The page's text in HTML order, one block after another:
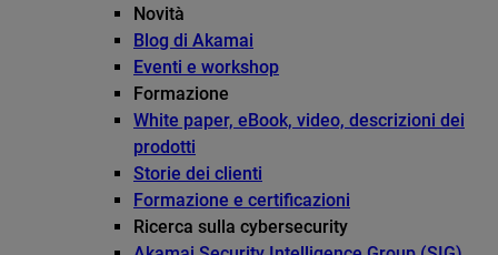
Novità
Blog di Akamai
Eventi e workshop
Formazione
White paper, eBook, video, descrizioni dei
prodotti
Storie dei clienti
Formazione e certificazioni
Ricerca sulla cybersecurity